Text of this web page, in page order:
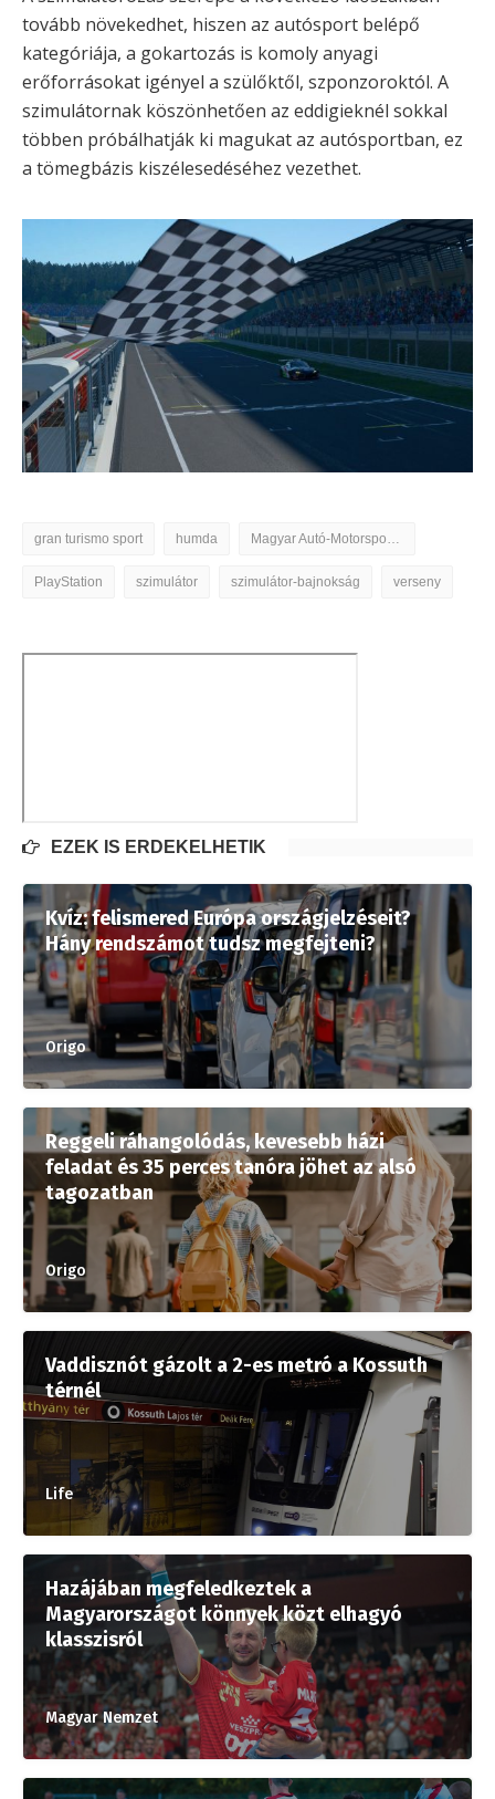
tovább növekedhet, hiszen az autósport belépő
kategóriája, a gokartozás is komoly anyagi
erőforrásokat igényel a szülőktől, szponzoroktól. A
szimulátornak köszönhetően az eddigieknél sokkal
többen próbálhatják ki magukat az autósportban, ez
a tömegbázis kiszélesedéséhez vezethet.
gran turismo sport humda Magyar Autó-Motorsport Fejlesztési Ügynökség
PlayStation szimulátor szimulátor-bajnokság verseny
EZEK IS ÉRDEKELHETIK
Kvíz: felismered Európa országjelzéseit?
Hány rendszámot tudsz megfejteni?
Origo
Reggeli ráhangolódás, kevesebb házi
feladat és 35 perces tanóra jöhet az alsó
tagozatban
Origo
Vaddisznót gázolt a 2-es metró a Kossuth
térnél
Life
Hazájában megfeledkeztek a
Magyarországot könnyek közt elhagyó
klasszisról
Magyar Nemzet